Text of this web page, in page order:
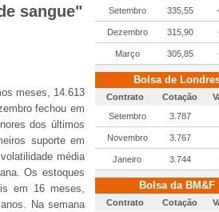
sangue"
meses, 14.613
fechou em
dos últimos
suporte em
média
Os estoques
em 16 meses,
Na semana
Setembro
335,55
Dezembro 315,90
Março 305,85
Bolsa de
Contrato Cotação
Setembro
3.787
Novembro 3.767
Janeiro 3.744
Bolsa da BM&F
Contrato Cotação